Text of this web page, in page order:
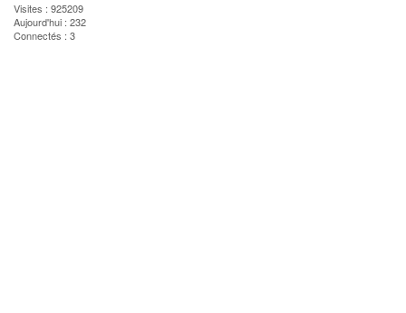
Visites : 925209
Aujourd'hui : 232
Connectés : 3